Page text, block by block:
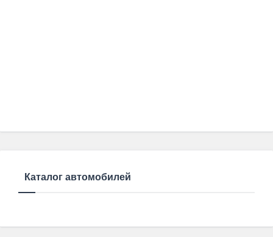
Каталог автомобилей